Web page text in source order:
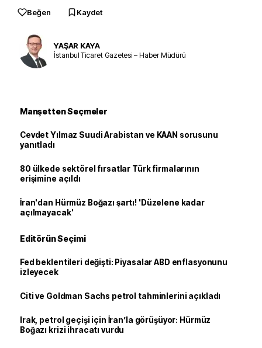
Beğen Kaydet
YAŞAR KAYA
İstanbul Ticaret Gazetesi – Haber Müdürü
Manşetten Seçmeler
Cevdet Yılmaz Suudi Arabistan ve KAAN sorusunu
yanıtladı
80 ülkede sektörel fırsatlar Türk firmalarının
erişimine açıldı
İran'dan Hürmüz Boğazı şartı! 'Düzelene kadar
açılmayacak'
Editörün Seçimi
Fed beklentileri değişti: Piyasalar ABD enflasyonunu
izleyecek
Citi ve Goldman Sachs petrol tahminlerini açıkladı
Irak, petrol geçişi için İran’la görüşüyor: Hürmüz
Boğazı krizi ihracatı vurdu